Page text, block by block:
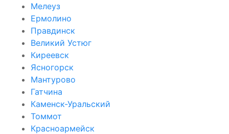
Мелеуз
Ермолино
Правдинск
Великий Устюг
Киреевск
Ясногорск
Мантурово
Гатчина
Каменск-Уральский
Томмот
Красноармейск